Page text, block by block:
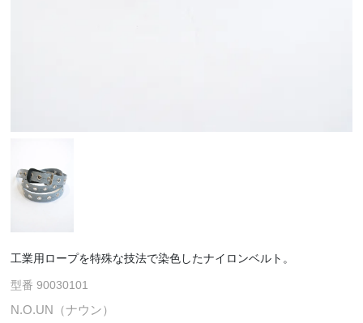
工業用ロープを特殊な技法で染色したナイロンベルト。
型番 90030101
N.O.UN（ナウン）